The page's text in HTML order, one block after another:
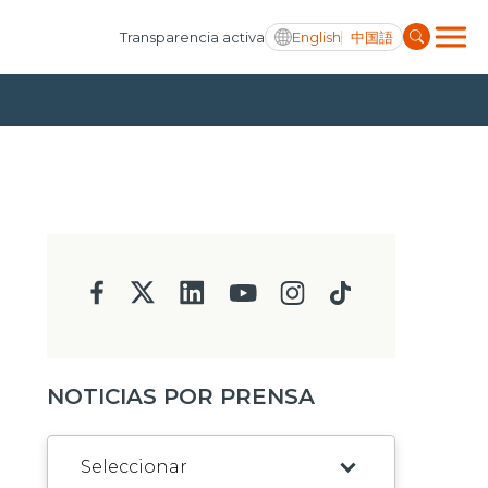
Transparencia activa English 中国語
NOTICIAS POR PRENSA